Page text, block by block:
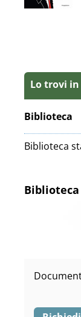
Lo trovi in
Biblioteca
Biblioteca